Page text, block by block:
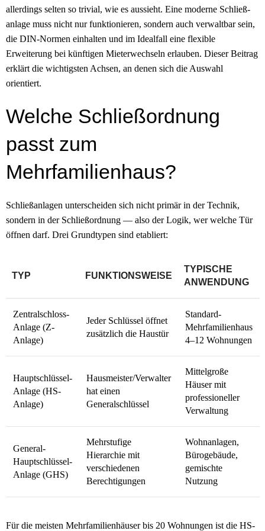
allerdings selten so trivial, wie es aussieht. Eine moderne Schließ­
anlage muss nicht nur funktionieren, sondern auch verwaltbar sein,
die DIN-Normen einhalten und im Idealfall eine flexible
Erweiterung bei künftigen Mieter­wechseln erlauben. Dieser Beitrag
erklärt die wichtigsten Achsen, an denen sich die Auswahl
orientiert.
Welche Schließordnung
passt zum
Mehrfamilienhaus?
Schließ­anlagen unterscheiden sich nicht primär in der Technik,
sondern in der Schließ­ordnung — also der Logik, wer welche Tür
öffnen darf. Drei Grundtypen sind etabliert:
TYP FUNKTIONSWEISE
TYPISCHE
ANWENDUNG
Zentralschloss-
Anlage (Z-
Anlage)
Jeder Schlüssel öffnet
zusätzlich die Haustür
Standard-
Mehrfamilienhaus
4–12 Wohnungen
Hauptschlüssel-
Anlage (HS-
Anlage)
Hausmeister/Verwalter
hat einen
Generalschlüssel
Mittelgroße
Häuser mit
professioneller
Verwaltung
General-
Hauptschlüssel-
Anlage (GHS)
Mehrstufige
Hierarchie mit
verschiedenen
Berechtigungen
Wohnanlagen,
Bürogebäude,
gemischte
Nutzung
Für die meisten Mehrfamilien­häuser bis 20 Wohnungen ist die HS-